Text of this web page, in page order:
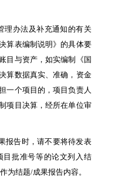
办法及补充通知的有关
算表编制说明》的具体要
目与资产，如实编制《国
算数据真实、准确，资金
一个项目的，项目负责人
项目决算，经所在单位审
告时，请不要将待发表
目批准号等的论文列入结
为结题/成果报告内容。